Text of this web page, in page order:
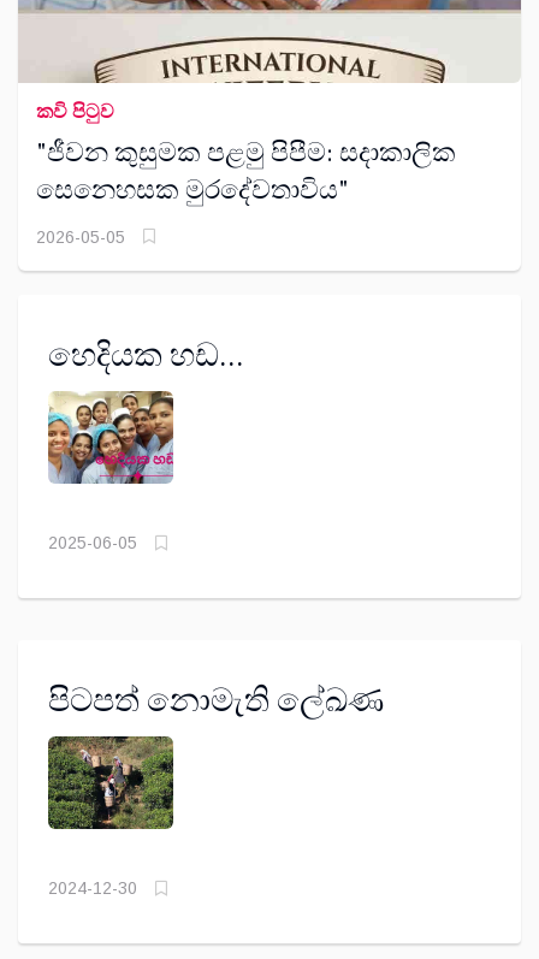
කවි පිටුව
"ජීවන කුසුමක පළමු පිපීම: සදාකාලික
සෙනෙහසක මුරදේවතාවිය"
2026-05-05
හෙදියක හඩ...
2025-06-05
පිටපත් නොමැති ලේඛණ
2024-12-30